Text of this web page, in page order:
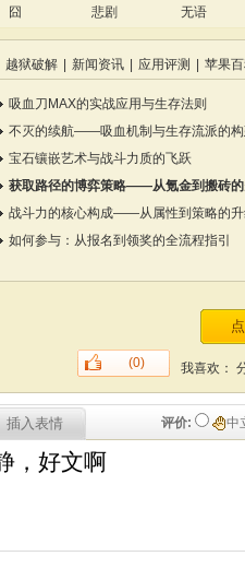
囧 悲剧 无语
越狱破解 新闻资讯 应用评测 苹果
吸血刀MAX的实战应用与生存法则
不灭的续航——吸血机制与生存流派的
宝石镶嵌艺术与战斗力质的飞跃
获取路径的博弈策略——从氪金到搬砖
战斗力的核心构成——从属性到策略的
如何参与：从报名到领奖的全流程指引
我喜欢：
(0)
评价: 中
插入表情